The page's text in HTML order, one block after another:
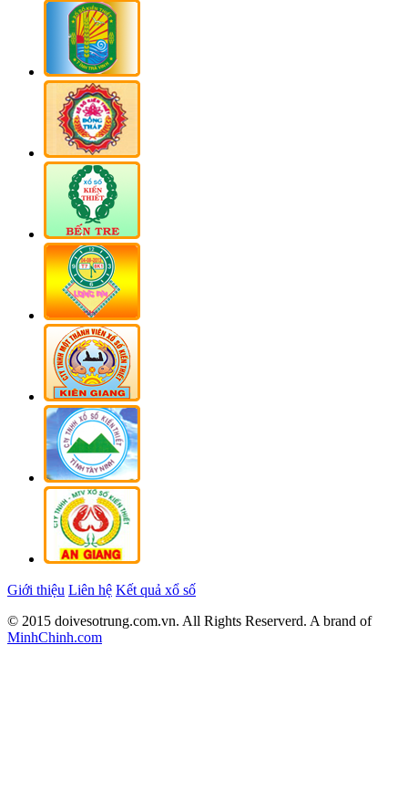
Giới thiệu Liên hệ Kết quả xổ số
© 2015 doivesotrung.com.vn. All Rights Reserverd. A brand of
MinhChinh.com